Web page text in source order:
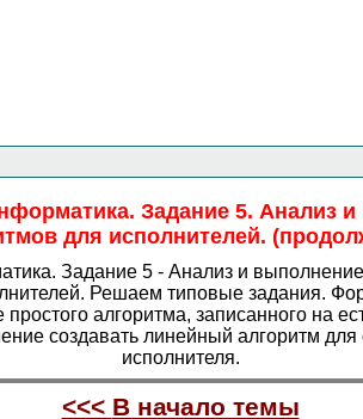
Задание 5. Анализ и
для исполнителей.
Задание 5 - Анализ и
Решаем типовые задания.
простого алгоритма, записанного на
создавать линейный алгоритм
исполнителя.
<<< В начало темы